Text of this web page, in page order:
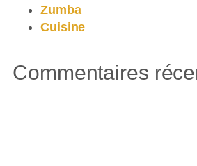
Zumba
Cuisine
Commentaires